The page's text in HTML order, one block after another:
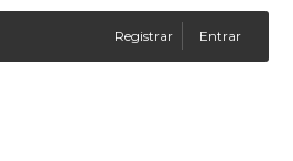
Registrar Entrar